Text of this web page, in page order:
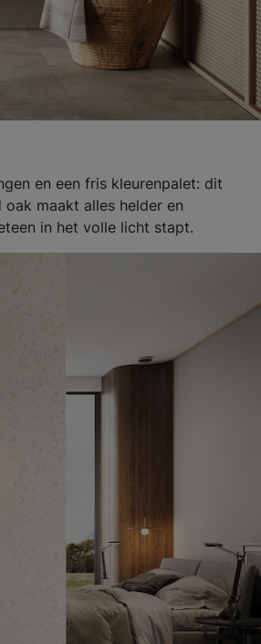
en een fris kleurenpalet: dit
maakt alles helder en
in het volle licht stapt.